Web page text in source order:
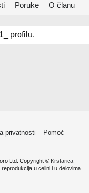
Poruke O članu
profilu.
privatnosti
Pomoć
Ltd. Copyright © Krstarica
u celini i u delovima